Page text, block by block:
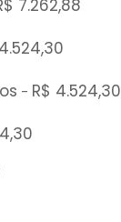
7.262,88
- R$ 4.524,30